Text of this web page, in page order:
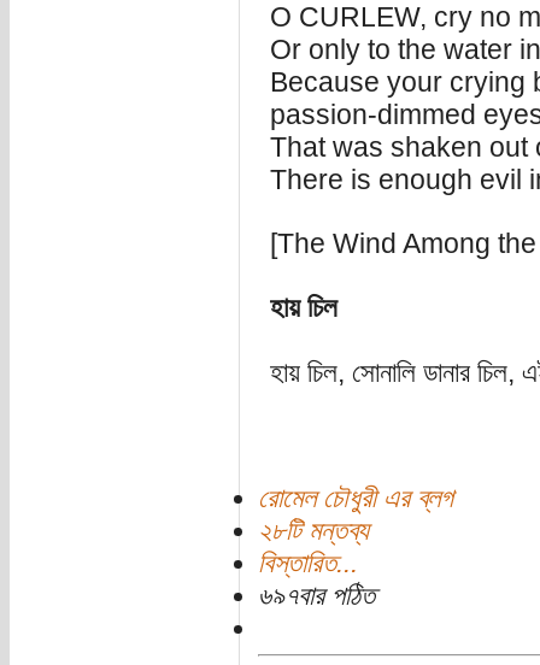
O CURLEW, cry no
Or only to the water
Because your crying
passion-dimmed
That was shaken out
There is enough evil
[The Wind Among
হায় চিল
হায় চিল, সোনালি ডানার চিল,
রোমেল চৌধুরী এর ব্লগ
২৮টি মন্তব্য
বিস্তারিত...
৬৯৭বার পঠিত